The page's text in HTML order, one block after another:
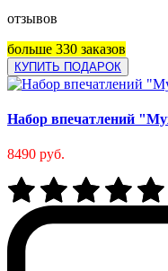
отзывов
больше 330 заказов
КУПИТЬ ПОДАРОК
Набор впечатлений
8490 руб.